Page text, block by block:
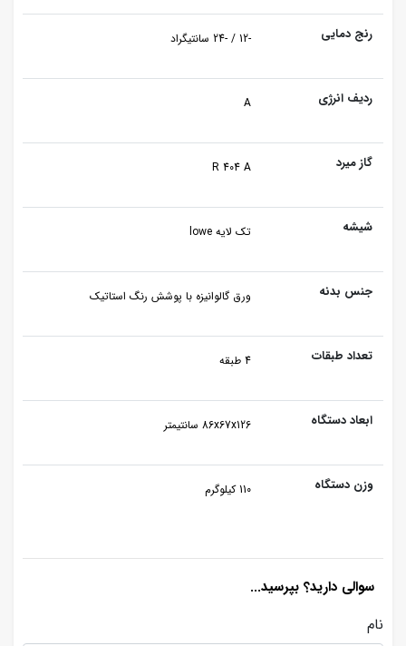
رنج دمایی -12 / -24 سانتیگراد
ردیف انرژی A
گاز میرد R 404 A
شیشه تک لایه lowe
جنس بدنه ورق گالوانیزه با پوشش رنگ استاتیک
تعداد طبقات 4 طبقه
ابعاد دستگاه 86x67x126 سانتیمتر
وزن دستگاه 110 کیلوگرم
سوالی دارید؟ بپرسید...
نام